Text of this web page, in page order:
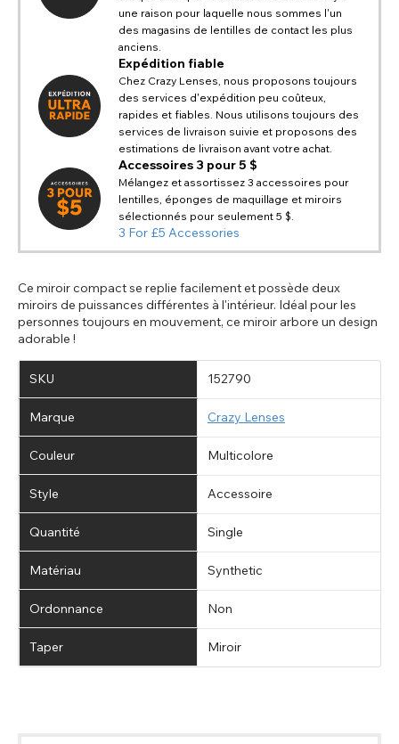
une raison pour laquelle nous sommes l'un
des magasins de lentilles de contact les plus
anciens.
Expédition fiable
Chez Crazy Lenses, nous proposons toujours
des services d'expédition peu coûteux,
rapides et fiables. Nous utilisons toujours des
services de livraison suivie et proposons des
estimations de livraison avant votre achat.
Accessoires 3 pour 5 $
Mélangez et assortissez 3 accessoires pour
lentilles, éponges de maquillage et miroirs
sélectionnés pour seulement 5 $.
3 For £5 Accessories
Ce miroir compact se replie facilement et possède deux
miroirs de puissances différentes à l'intérieur. Idéal pour les
personnes toujours en mouvement, ce miroir arbore un design
adorable !
SKU 152790
Marque Crazy Lenses
Couleur Multicolore
Style Accessoire
Quantité Single
Matériau Synthetic
Ordonnance Non
Taper Miroir
TITLE
Notes
Close
Action
CHANGER DE LIEU
Changez votre emplacement de navigation par défaut sur
notre site Web
USA - dollar des États-Unis
Europe - euro
Canada - dollar canadien
Australia - dollar australien
UK - livre sterling
Retourner Fermer
Retourner Fermer
Veuillez choisir un pays de destination dans
la liste
ENVOYER
AIDE ET INFORMATIONS PAYPAL
Si PayPal affiche le message « Les commandes ne
peuvent pas être livrées dans ce pays », veuillez mettre à
jour votre adresse en complétant tous les champs
disponibles. Les anciennes adresses enregistrées sur
PayPal peuvent ne pas contenir d'informations
essentielles telles que le pays, ce qui provoque cette
erreur. La mise à jour de votre adresse vous permettra de
poursuivre votre acha